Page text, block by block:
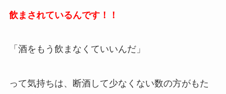
飲まされているんです！！
「酒をもう飲まなくていいんだ」
って気持ちは、断酒して少なくない数の方がもた